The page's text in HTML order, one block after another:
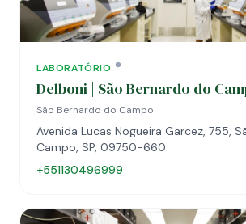
LABORATÓRIO
Delboni | São Bernardo do
São Bernardo do Campo
Avenida Lucas Nogueira Garcez, 755,
Campo, SP, 09750-660
+551130496999